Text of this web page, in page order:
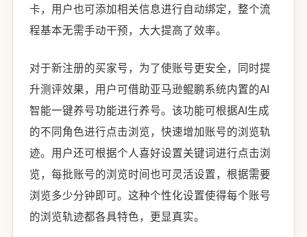
卡，用户也可添加相关信息进行自动绑定，整个流
程基本无需手动干预，大大提高了效率。
对于新注册的买家号，为了使账号更安全，同时提
升测评效果，用户可借助亚马逊鲲鹏系统内置的AI
智能一键养号功能进行养号。该功能可根据AI生成
的不同角色进行点击浏览，快速增加账号的浏览轨
迹。用户还可根据个人喜好设置关键词进行点击浏
览，每批账号的浏览时间也可灵活设置，根据需要
浏览多少分钟即可。这种个性化设置使得每个账号
的浏览轨迹都各具特色，更显真实。